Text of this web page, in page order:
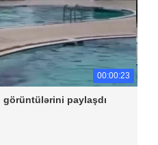
00:00:23
görüntülərini paylaşdı